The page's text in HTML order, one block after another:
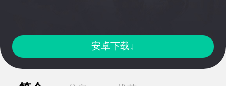
安卓下载↓